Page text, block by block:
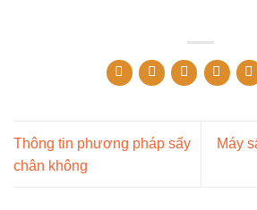
Thông tin phương pháp sấy
chân không
Máy